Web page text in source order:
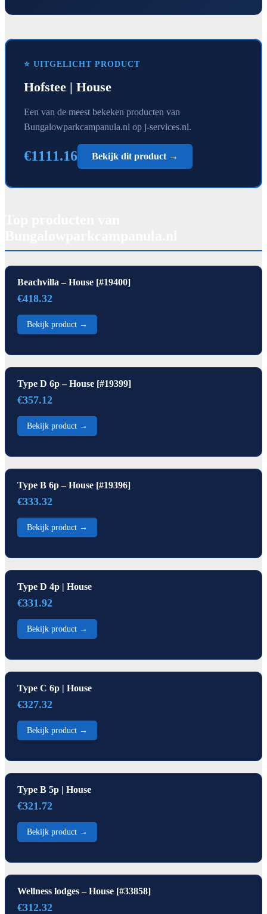
⭐ UITGELICHT PRODUCT
Hofstee | House
Een van de meest bekeken producten van
Bungalowparkcampanula.nl op j-services.nl.
€1111.16 Bekijk dit product →
Beachvilla – House [#19400]
€418.32
Bekijk product →
Type D 6p – House [#19399]
€357.12
Bekijk product →
Type B 6p – House [#19396]
€333.32
Bekijk product →
Type D 4p | House
€331.92
Bekijk product →
Type C 6p | House
€327.32
Bekijk product →
Type B 5p | House
€321.72
Bekijk product →
Wellness lodges – House [#33858]
€312.32